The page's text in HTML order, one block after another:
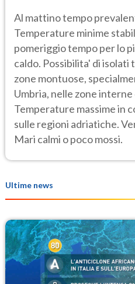
Al mattino tempo
Temperature minime
pomeriggio tempo per lo
caldo. Possibilita' di isolati
zone montuose,
Umbria, nelle zone interne
Temperature massime in
sulle regioni adriatiche.
Mari calmi o poco mossi.
Ultime news